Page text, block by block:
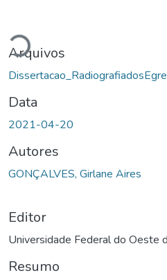
Carregando...
Arquivos
Data
2021-04-20
Autores
GONÇALVES, Girlane Aires
Editor
Universidade Federal do Oeste
Resumo